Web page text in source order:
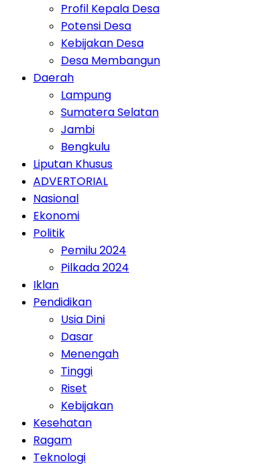
Profil Kepala Desa
Potensi Desa
Kebijakan Desa
Desa Membangun
Daerah
Lampung
Sumatera Selatan
Jambi
Bengkulu
Liputan Khusus
ADVERTORIAL
Nasional
Ekonomi
Politik
Pemilu 2024
Pilkada 2024
Iklan
Pendidikan
Usia Dini
Dasar
Menengah
Tinggi
Riset
Kebijakan
Kesehatan
Ragam
Teknologi